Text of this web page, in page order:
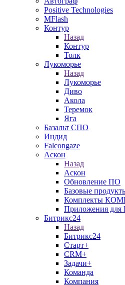
Positive Technologies
MFlash
Контур
Назад
Контур
Толк
Лукоморье
Назад
Лукоморье
Диво
Акола
Теремок
Яга
Базальт СПО
Индид
Falcongaze
Аскон
Назад
Аскон
Обновление ПО
Базовые
Комплекты
Приложения
Битрикс24
Назад
Битрикс24
Старт+
CRM+
Задачи+
Команда
Компания